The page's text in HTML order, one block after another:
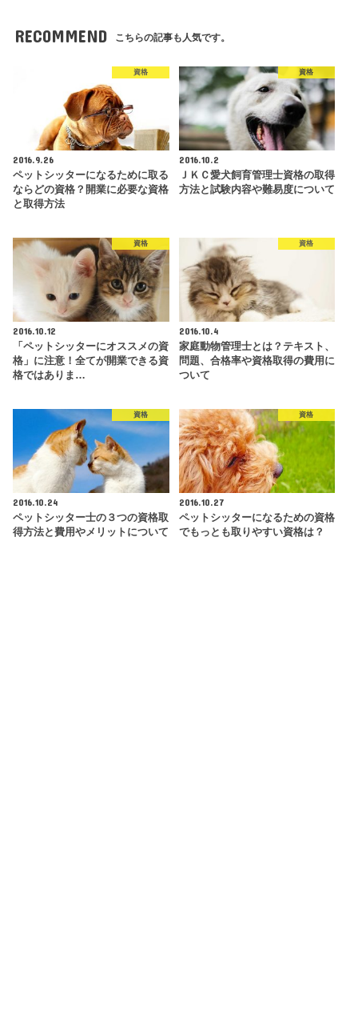
RECOMMEND こちらの記事も人気です。
資格
2016.9.26
ペットシッターになるために取る
ならどの資格？開業に必要な資格
と取得方法
資格
2016.10.2
ＪＫＣ愛犬飼育管理士資格の取得
方法と試験内容や難易度について
資格
2016.10.12
「ペットシッターにオススメの資
格」に注意！全てが開業できる資
格ではありま…
資格
2016.10.4
家庭動物管理士とは？テキスト、
問題、合格率や資格取得の費用に
ついて
資格
2016.10.24
ペットシッター士の３つの資格取
得方法と費用やメリットについて
資格
2016.10.27
ペットシッターになるための資格
でもっとも取りやすい資格は？